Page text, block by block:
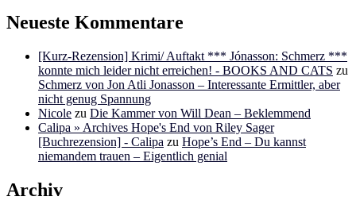
Neueste Kommentare
[Kurz-Rezension] Krimi/ Auftakt *** Jónasson: Schmerz ***
konnte mich leider nicht erreichen! - BOOKS AND CATS zu
Schmerz von Jon Atli Jonasson – Interessante Ermittler, aber
nicht genug Spannung
Nicole zu Die Kammer von Will Dean – Beklemmend
Calipa » Archives Hope's End von Riley Sager
[Buchrezension] - Calipa zu Hope’s End – Du kannst
niemandem trauen – Eigentlich genial
Archiv